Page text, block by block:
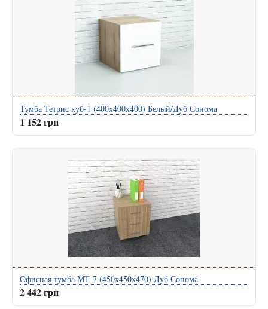
Тумба Тетрис куб-1 (400x400x400) Белый/Дуб Сонома
1 152 грн
Офисная тумба МТ-7 (450x450x470) Дуб Сонома
2 442 грн